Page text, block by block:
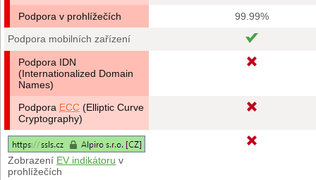
Podpora v prohlížečích
99.99%
Podpora mobilních zařízení
Podpora IDN
(Internationalized Domain
Names)
Podpora ECC (Elliptic Curve
Cryptography)
Zobrazení EV indikátoru v
prohlížečích